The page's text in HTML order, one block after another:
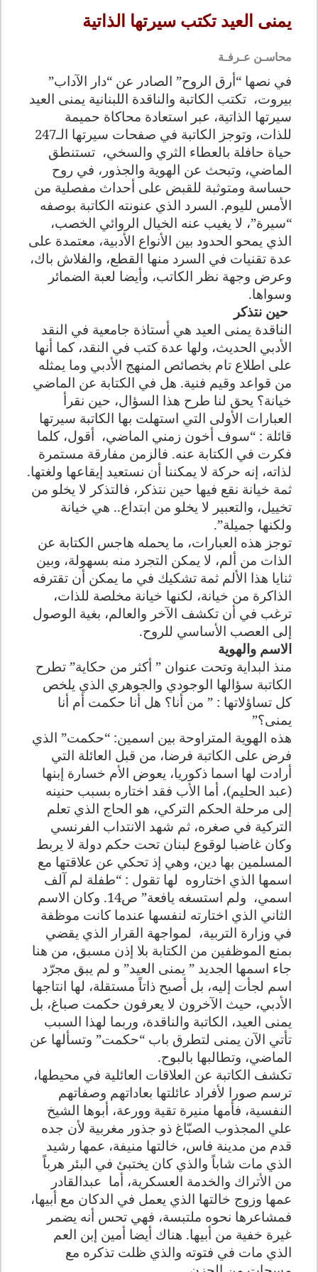
يمنى العيد تكتب سيرتها الذاتية
محاسـن عـرفـة
في نصها “أرق الروح” الصادر عن “دار الآداب”
بيروت، تكتب الكاتبة والناقدة اللبنانية يمنى العيد
سيرتها الذاتية، عبر استعادة محاكاة حميمة
للذات، وتوجز الكاتبة في صفحات سيرتها الـ247
حياة حافلة بالعطاء الثري والسخي، تستنطق
الماضي، وتبحث عن الهوية والجذور، في روح
حساسة ومتوثبة للقبض على أحداث مفصلية من
الأمس لليوم. السرد الذي عنونته الكاتبة بوصفه
“سيرة”، لا يغيب عنه الخيال الروائي الخصب،
الذي يمحو الحدود بين الأنواع الأدبية، معتمدة على
عدة تقنيات في السرد منها القطع، والفلاش باك،
وعرض وجهة نظر الكاتب، وأيضا لعبة الضمائر
وسواها.
حين نتذكر
الناقدة يمنى العيد هي أستاذة جامعية في النقد
الأدبي الحديث، ولها عدة كتب في النقد، كما أنها
على اطلاع تام بخصائص المنهج الأدبي وما يمثله
من قواعد وقيم فنية. هل في الكتابة عن الماضي
خيانة؟ يحق لنا طرح هذا السؤال، حين نقرأ
العبارات الأولى التي استهلت بها الكاتبة سيرتها
قائلة : “سوف أخون زمني الماضي، أقول، كلما
فكرت في الكتابة عنه. فالزمن مفارقة مستمرة
لذاته، إنه حركة لا يمكننا أن نستعيد إيقاعها ولغتها.
ثمة خيانة نقع فيها حين نتذكر، فالتذكر لا يخلو من
تخييل، والتعبير لا يخلو من ابتداع.. هي خيانة
ولكنها جميلة”.
توجز هذه العبارات، ما يحمله هاجس الكتابة عن
الذات من ألم، لا يمكن التجرد منه بسهولة، وبين
ثنايا هذا الألم ثمة تشكيك في ما يمكن أن تقترفه
الذاكرة من خيانة، لكنها خيانة مخلصة للذات،
ترغب في أن تكشف الآخر والعالم، بغية الوصول
إلى العصب الأساسي للروح.
الاسم والهوية
منذ البداية وتحت عنوان ” أكثر من حكاية” تطرح
الكاتبة سؤالها الوجودي والجوهري الذي يلخص
كل تساؤلاتها : ” من أنا؟ هل أنا حكمت أم أنا
يمنى؟”
هذه الهوية المتراوحة بين اسمين: “حكمت” الذي
فرض على الكاتبة فرضا، من قبل العائلة التي
أرادت لها اسما ذكوريا، يعوض الأم خسارة إبنها
(عبد الحليم)، أما الأب فقد اختاره بسبب حنينه
إلى مرحلة الحكم التركي، هو الحاج الذي تعلم
التركية في صغره، ثم شهد الانتداب الفرنسي
وكان غاضبا لوقوع لبنان تحت حكم دولة لا يربط
المسلمين بها دين، وهي إذ تحكي عن علاقتها مع
اسمها الذي اختاروه لها تقول : “طفلة لم آلف
اسمي، ولم استسغه يافعة” ص14. وكان الاسم
الثاني الذي اختارته لنفسها عندما كانت موظفة
في وزارة التربية، لمواجهة القرار الذي يقضي
بمنع الموظفين من الكتابة بلا إذن مسبق، من هنا
جاء اسمها الجديد ” يمنى العيد” و لم يبق مجرّد
اسم لجأت إليه، بل أصبح ذاتاً مستقلة، لها انتاجها
الأدبي، حيث الآخرون لا يعرفون حكمت صباغ، بل
يمنى العيد، الكاتبة والناقدة، وربما لهذا السبب
تأتي الآن يمنى لتطرق باب “حكمت” وتسألها عن
الماضي، وتطالبها بالبوح.
تكشف الكاتبة عن العلاقات العائلية في محيطها،
ترسم صورا لأفراد عائلتها بعاداتهم وصفاتهم
النفسية، فأمها منيرة تقية وورعة، أبوها الشيخ
علي المجذوب الصبّاغ ذو جذور مغربية لأن جده
قدم من مدينة فاس، خالتها منيفة، عمها رشيد
الذي مات شاباً والذي كان يختبئ في البئر هرباً
من الأتراك والخدمة العسكرية، أما عبدالقادر
عمها وزوج خالتها الذي يعمل في الدكان مع أبيها،
فمشاعرها نحوه ملتبسة، فهي تحس أنه يضمر
غيرة خفية من أبيها. هناك أيضا أمين إبن العم
الذي مات في فتوته والذي ظلت تذكره مع